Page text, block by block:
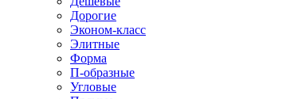
Дорогие
Эконом-класс
Элитные
Форма
П-образные
Угловые